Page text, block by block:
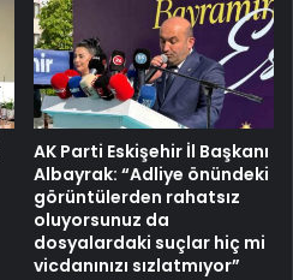
AK Parti Eskişehir İl Başkanı
Albayrak: “Adliye önündeki
görüntülerden rahatsız
oluyorsunuz da
dosyalardaki suçlar hiç mi
vicdanınızı sızlatmıyor”